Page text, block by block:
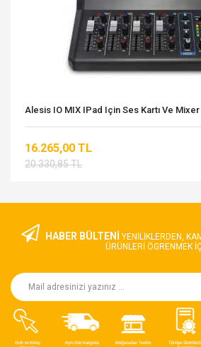
Alesis IO MIX IPad Için Ses Kartı Ve Mixer
16.265,00 TL
20.330,85 TL
HABER BÜLTENİ YENILIKLERDEN,
ÜRÜNLERI ÖGRENMEK